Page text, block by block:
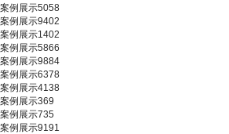
案例展示5058
案例展示9402
案例展示1402
案例展示5866
案例展示9884
案例展示6378
案例展示4138
案例展示369
案例展示735
案例展示9191